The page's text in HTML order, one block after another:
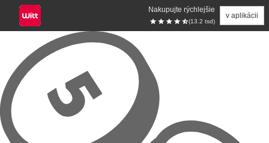
Nakupujte rýchlejšie
(13.2 tsd)
v aplikácii
Prejsť na hlavný obsah